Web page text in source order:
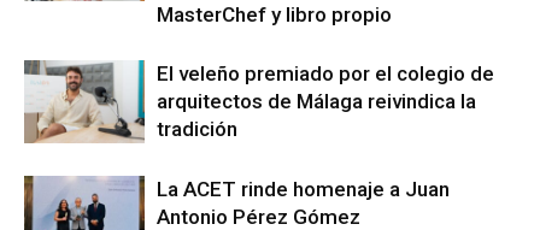
MasterChef y libro propio
El veleño premiado por el colegio de
arquitectos de Málaga reivindica la
tradición
La ACET rinde homenaje a Juan
Antonio Pérez Gómez